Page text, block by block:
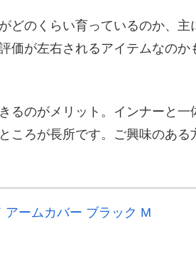
どのくらい育っているのか、主
価が左右されるアイテムなのか
るのがメリット。インナーと一
ころが長所です。ご興味のある
ームカバー ブラック M